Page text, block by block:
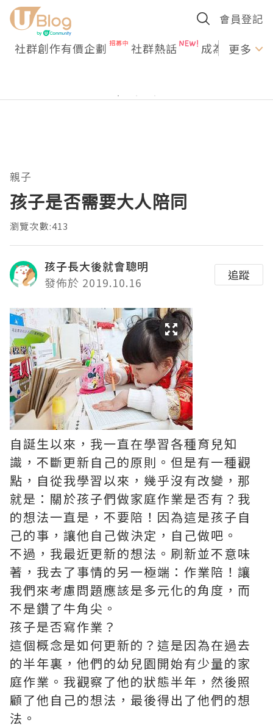
會員登記
社群創作有價企劃 社群熱話 成為U更多
親子
孩子是否需要大人陪同
瀏覽次數:413
孩子長大後就會聰明
發佈於 2019.10.16
追蹤
自誕生以來，我一直在學習各種育兒知
識，不斷更新自己的原則。但是有一種觀
點，自從我學習以來，幾乎沒有改變，那
就是：關於孩子們做家庭作業是否有？我
的想法一直是，不要陪！因為這是孩子自
己的事，讓他自己做決定，自己做吧。
不過，我最近更新的想法。刷新並不意味
著，我去了事情的另一極端：作業陪！讓
我們來考慮問題應該是多元化的角度，而
不是鑽了牛角尖。
孩子是否寫作業？
這個概念是如何更新的？這是因為在過去
的半年裏，他們的幼兒園開始有少量的家
庭作業。我觀察了他的狀態半年，然後照
顧了他自己的想法，最後得出了他們的想
法。